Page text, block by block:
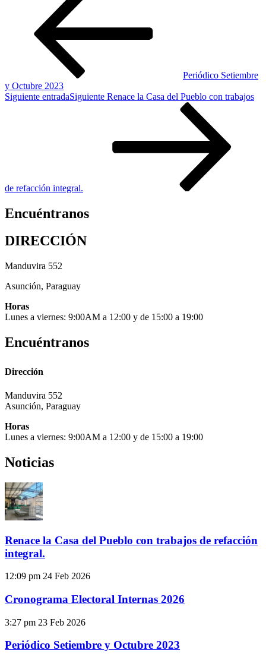
Periódico Setiembre
y Octubre 2023
Siguiente entradaSiguiente Renace la Casa del Pueblo con trabajos
de refacción integral.
Encuéntranos
DIRECCIÓN
Manduvira 552
Asunción, Paraguay
Horas
Lunes a viernes: 9:00AM a 12:00 y de 15:00 a 19:00
Encuéntranos
Dirección
Manduvira 552
Asunción, Paraguay
Horas
Lunes a viernes: 9:00AM a 12:00 y de 15:00 a 19:00
Noticias
Renace la Casa del Pueblo con trabajos de refacción
integral.
12:09 pm 24 Feb 2026
Cronograma Electoral Internas 2026
3:27 pm 23 Feb 2026
Periódico Setiembre y Octubre 2023